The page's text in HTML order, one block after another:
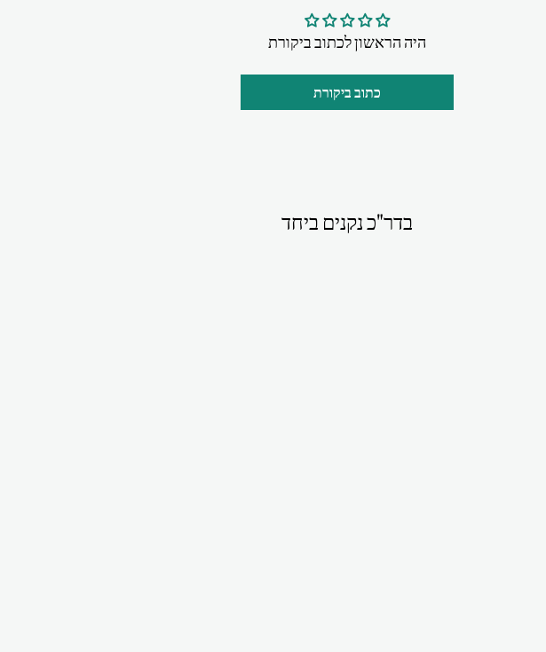
היה הראשון לכתוב ביקורת
כתוב ביקורת
בדר"כ נקנים ביחד